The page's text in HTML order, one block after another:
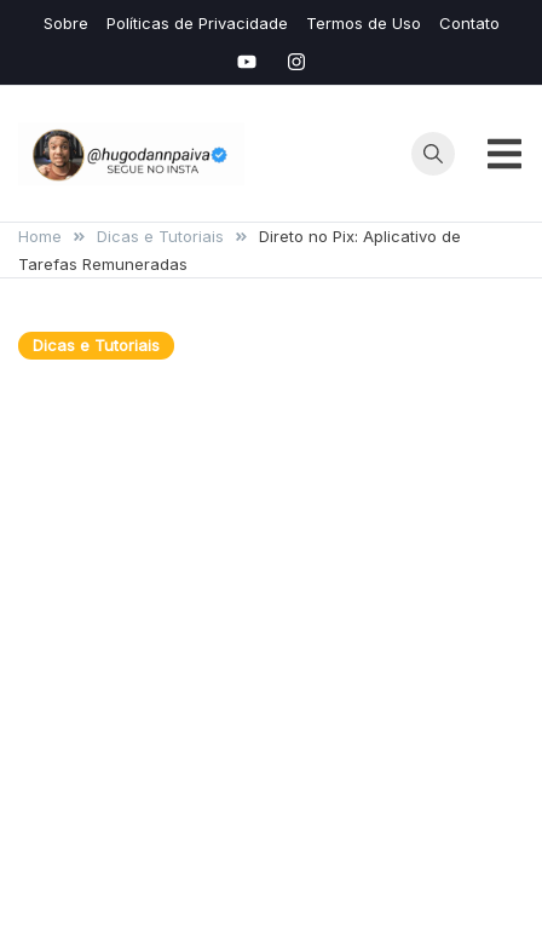
content
Sobre Políticas de Privacidade Termos de Uso Contato
Hugo
Dann
Conteudos de
IAS e Avaliação
Lucrativas
Home Dicas e Tutoriais
Direto no Pix: Aplicativo de
Tarefas Remuneradas
Dicas e Tutoriais